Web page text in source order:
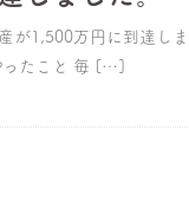
が1,500万円に到達し
ったこと 毎 […]